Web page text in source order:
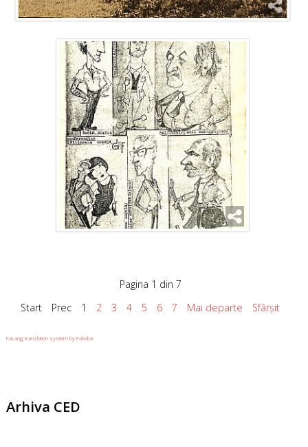
Pagina 1 din 7
Start
Prec 1 2 3 4 5 6 7 Mai departe Sfârșit
FaLang translation system by Faboba
Arhiva CED